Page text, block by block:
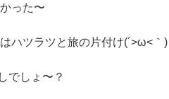
った〜
ハツラツと旅の片付け(´>ω<｀)
でしょ〜？